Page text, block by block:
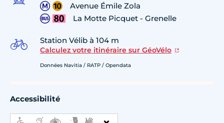
Avenue Émile Zola
La Motte Picquet - Grenelle
Station Vélib à 104 m
Calculez votre itinéraire sur GéoVélo
Données Navitia / RATP / Opendata
Accessibilité